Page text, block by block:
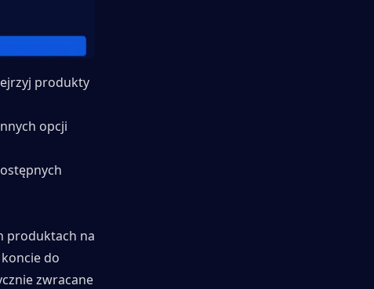
produkty
opcji
produktach na
do
zwracane